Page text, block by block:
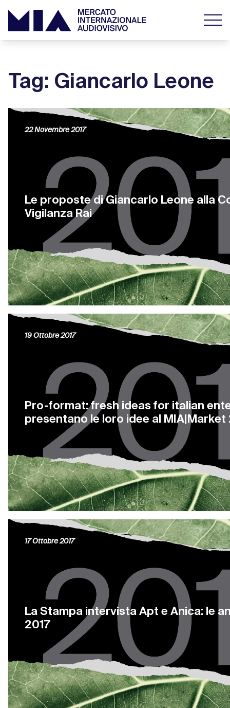
Tag: Giancarlo Leone
Le proposte di Giancarlo Leone alla
Vigilanza Rai
22 Novembre 2017
Pro-format: fresh ideas for italian
presentano le loro idee al MIA|Market
19 Ottobre 2017
La Stampa intervista Apt e Anica: le
2017
17 Ottobre 2017